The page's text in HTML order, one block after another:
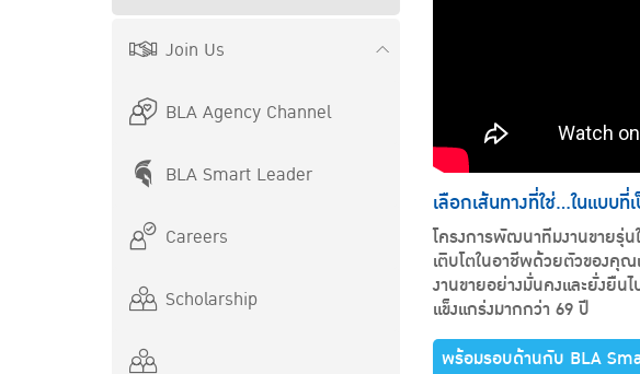
Join Us
BLA Agency Channel
BLA Smart Leader
Careers
Scholarship
เลือกเส้นทางที่ใช่...ในแบบ
โครงการพัฒนาทีมงานขายรุ่
เติบโตในอาชีพด้วยตัวของคุ
งานขายอย่างมั่นคงและยั่งยื
แข็งแกร่งมากกว่า 69 ปี
พร้อมรอบด้านกับ BLA